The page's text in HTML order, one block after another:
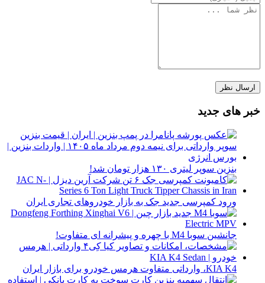
خبر های جدید
بنزین سوپر لیتری ۱۳۰ هزار تومان شد!
ورود کمپرسی جدید جک به بازار خودروهای تجاری ایران
جانشین سوبا M4 با چهره و پیشرانه ای متفاوت!
KIA K4، وارداتی متفاوت هرمس خودرو برای بازار ایران